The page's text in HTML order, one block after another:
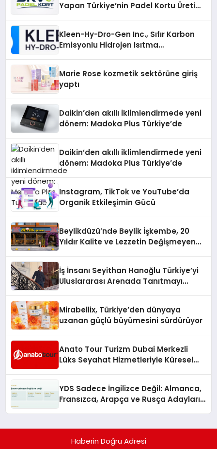
Yapan Türkiye’nin Padel Kortu Üretim
Kleen-Hy-Dro-Gen Inc., Sıfır Karbon
Emisyonlu Hidrojen Isıtma
Marie Rose kozmetik sektörüne giriş
yaptı
Daikin’den akıllı iklimlendirmede yeni
dönem: Madoka Plus Türkiye’de
Daikin’den akıllı iklimlendirmede yeni
dönem: Madoka Plus Türkiye’de
Instagram, TikTok ve YouTube’da
Organik Etkileşimin Gücü
Beylikdüzü’nde Beylik İşkembe, 20
Yıldır Kalite ve Lezzetin Değişmeyen
İş İnsanı Seyithan Hanoğlu Türkiye’yi
Uluslararası Arenada Tanıtmayı
Mirabellix, Türkiye’den dünyaya
uzanan güçlü büyümesini sürdürüyor
Anato Tour Turizm Dubai Merkezli
Lüks Seyahat Hizmetleriyle Küresel
YDS Sadece İngilizce Değil: Almanca,
Fransızca, Arapça ve Rusça Adayları
Haberin Doğru Adresi